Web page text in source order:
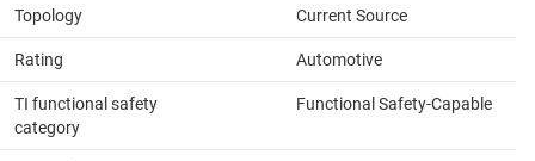
Topology Current Source
Rating Automotive
TI functional safety
category
Functional Safety-Capable